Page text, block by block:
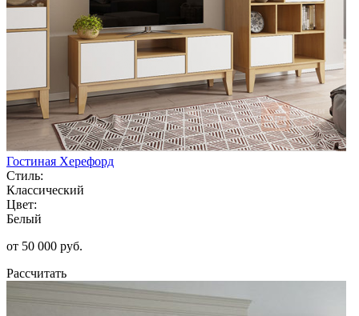
Гостиная Херефорд
Стиль:
Классический
Цвет:
Белый
от 50 000 руб.
Рассчитать